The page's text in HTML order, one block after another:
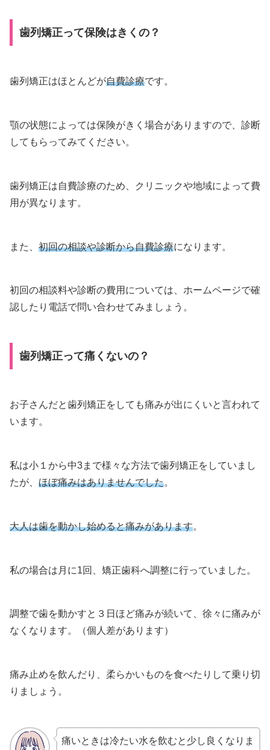
歯列矯正って保険はきくの？
歯列矯正はほとんどが自費診療です。
顎の状態によっては保険がきく場合がありますので、診断
してもらってみてください。
歯列矯正は自費診療のため、クリニックや地域によって費
用が異なります。
また、 初回の相談や診断から自費診療になります。
初回の相談料や診断の費用については、ホームページで確
認したり電話で問い合わせてみましょう。
歯列矯正って痛くないの？
お子さんだと歯列矯正をしても痛みが出にくいと言われて
います。
私は小１から中3まで様々な方法で歯列矯正をしていまし
たが、 ほぼ痛みはありませんでした。
大人は歯を動かし始めると痛みがあります。
私の場合は月に1回、矯正歯科へ調整に行っていました。
調整で歯を動かすと３日ほど痛みが続いて、徐々に痛みが
なくなります。（個人差があります）
痛み止めを飲んだり、柔らかいものを食べたりして乗り切
りましょう。
痛いときは冷たい水を飲むと少し良くなりま